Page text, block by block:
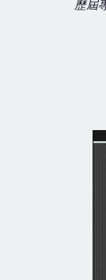
歷屆